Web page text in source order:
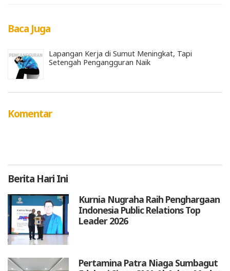
Baca Juga
Lapangan Kerja di Sumut Meningkat, Tapi
Setengah Pengangguran Naik
Komentar
Berita Hari Ini
Kurnia Nugraha Raih Penghargaan
Indonesia Public Relations Top
Leader 2026
Pertamina Patra Niaga Sumbagut